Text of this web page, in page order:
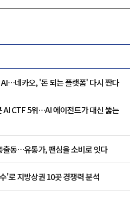
AI…네카오, '돈 되는 플랫폼' 다시 짠다
AI CTF 5위…AI 에이전트가 대신 뚫는
출동…유통가, 팬심을 소비로 잇다
'로 지방상권 10곳 경쟁력 분석